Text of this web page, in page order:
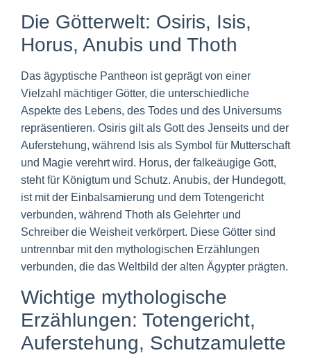
Die Götterwelt: Osiris, Isis,
Horus, Anubis und Thoth
Das ägyptische Pantheon ist geprägt von einer
Vielzahl mächtiger Götter, die unterschiedliche
Aspekte des Lebens, des Todes und des Universums
repräsentieren. Osiris gilt als Gott des Jenseits und der
Auferstehung, während Isis als Symbol für Mutterschaft
und Magie verehrt wird. Horus, der falkeäugige Gott,
steht für Königtum und Schutz. Anubis, der Hundegott,
ist mit der Einbalsamierung und dem Totengericht
verbunden, während Thoth als Gelehrter und
Schreiber die Weisheit verkörpert. Diese Götter sind
untrennbar mit den mythologischen Erzählungen
verbunden, die das Weltbild der alten Ägypter prägten.
Wichtige mythologische
Erzählungen: Totengericht,
Auferstehung, Schutzamulette